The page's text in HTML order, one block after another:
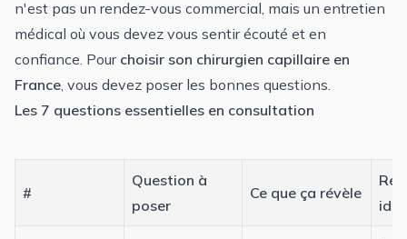
n'est pas un rendez-vous commercial, mais un entretien
médical où vous devez vous sentir écouté et en
confiance. Pour choisir son chirurgien capillaire en
France , vous devez poser les bonnes questions.
Les 7 questions essentielles en consultation
#
Question à
poser
Ce que ça révèle